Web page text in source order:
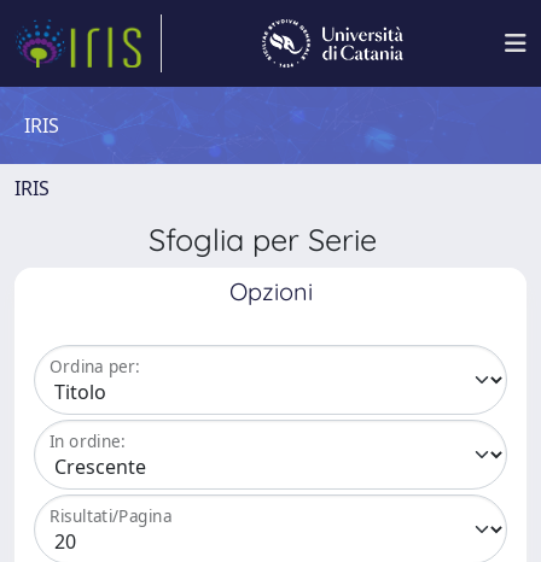
IRIS
IRIS
Sfoglia per Serie
Opzioni
Ordina per:
In ordine:
Risultati/Pagina